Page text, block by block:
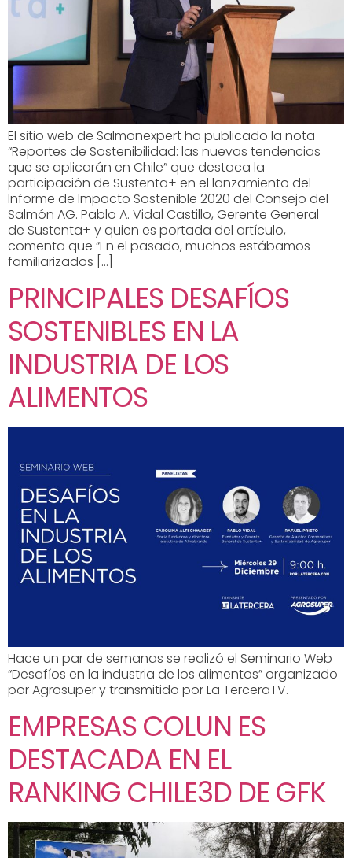
El sitio web de Salmonexpert ha publicado la nota
“Reportes de Sostenibilidad: las nuevas tendencias
que se aplicarán en Chile” que destaca la
participación de Sustenta+ en el lanzamiento del
Informe de Impacto Sostenible 2020 del Consejo del
Salmón AG. Pablo A. Vidal Castillo, Gerente General
de Sustenta+ y quien es portada del artículo,
comenta que “En el pasado, muchos estábamos
familiarizados […]
PRINCIPALES DESAFÍOS
SOSTENIBLES EN LA
INDUSTRIA DE LOS
ALIMENTOS
Hace un par de semanas se realizó el Seminario Web
“Desafíos en la industria de los alimentos” organizado
por Agrosuper y transmitido por La TerceraTV.
EMPRESAS COLUN ES
DESTACADA EN EL
RANKING CHILE3D DE GFK